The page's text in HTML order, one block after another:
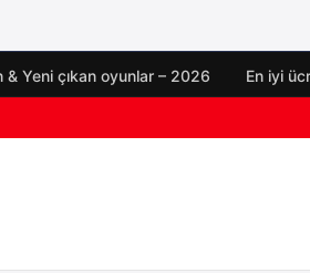
& Yeni çıkan oyunlar – 2026 En iyi